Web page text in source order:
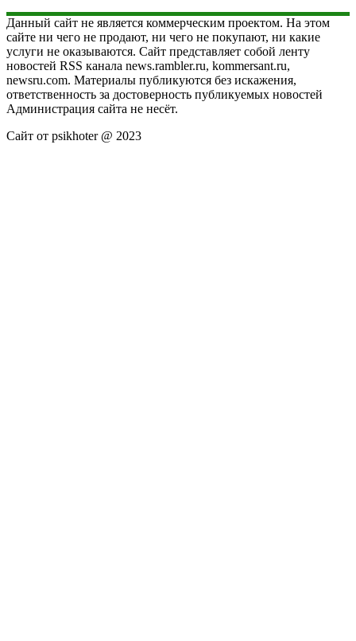
Данный сайт не является коммерческим проектом. На этом
сайте ни чего не продают, ни чего не покупают, ни какие
услуги не оказываются. Сайт представляет собой ленту
новостей RSS канала news.rambler.ru, kommersant.ru,
newsru.com. Материалы публикуются без искажения,
ответственность за достоверность публикуемых новостей
Администрация сайта не несёт.
Сайт от psikhoter @ 2023